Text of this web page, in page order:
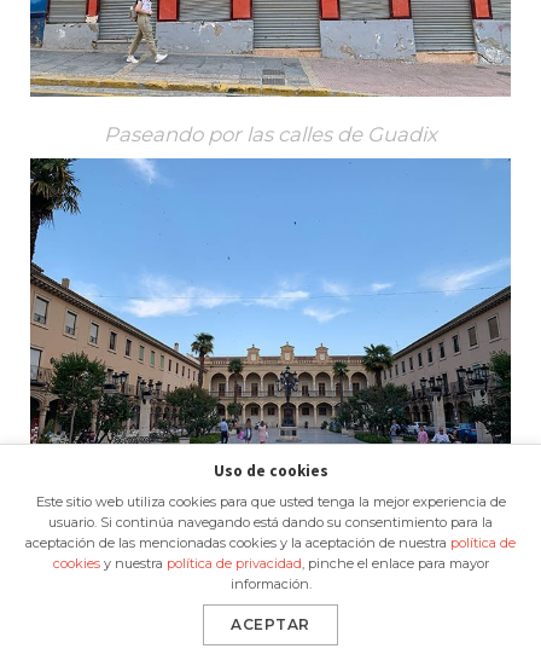
Paseando por las calles de Guadix
Ayuntamiento de Guadix
Recuerda también probar los dulces de la
GASTRONOMÍA DE GRANADA
Uso de cookies
Este sitio web utiliza cookies para que usted tenga la mejor experiencia de
usuario. Si continúa navegando está dando su consentimiento para la
aceptación de las mencionadas cookies y la aceptación de nuestra política de
cookiesy nuestra política de privacidad, pinche el enlace para mayor
información.
ACEPTAR